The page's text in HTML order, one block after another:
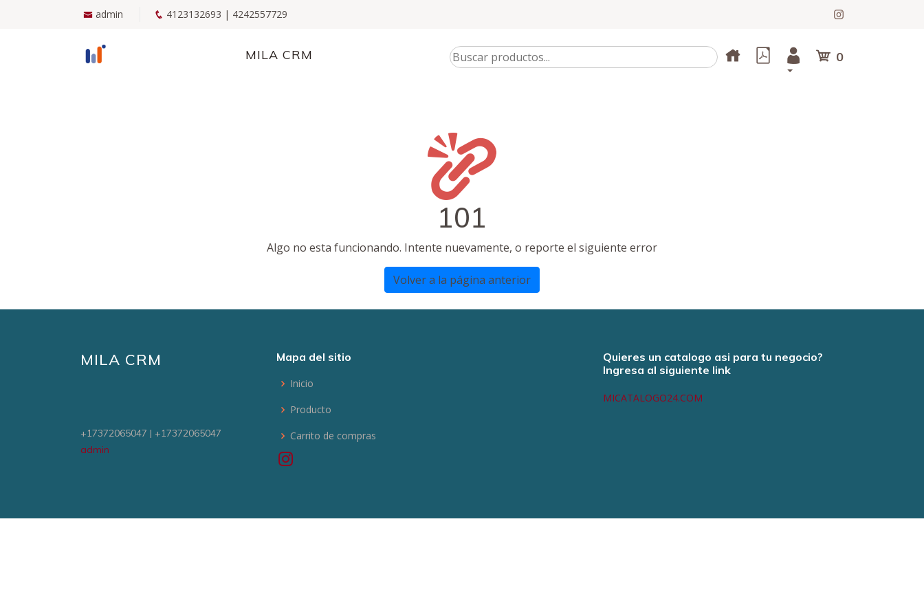
admin 4123132693 | 4242557729
MILA CRM 0
101
Algo no esta funcionando. Intente nuevamente, o reporte el siguiente error
Volver a la página anterior
MILA CRM
+17372065047 | +17372065047
admin
Mapa del sitio
Inicio
Producto
Carrito de compras
Quieres un catalogo asi para tu negocio?
Ingresa al siguiente link
MICATALOGO24.COM